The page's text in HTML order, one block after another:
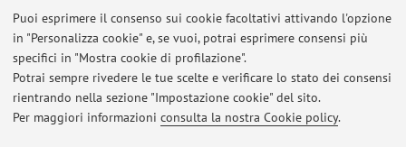
Puoi esprimere il consenso sui cookie facoltativi attivando l'opzione
in "Personalizza cookie" e, se vuoi, potrai esprimere consensi più
specifici in "Mostra cookie di profilazione".
Potrai sempre rivedere le tue scelte e verificare lo stato dei consensi
rientrando nella sezione "Impostazione cookie" del sito.
Per maggiori informazioni consulta la nostra Cookie policy.
Ultimi avvisi
Al momento non sono presenti avvisi.